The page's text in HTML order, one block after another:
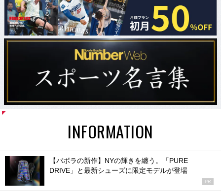
INFORMATION
【バボラの新作】NYの輝きを纏う。「PURE
DRIVE」と最新シューズに限定モデルが登場
PR